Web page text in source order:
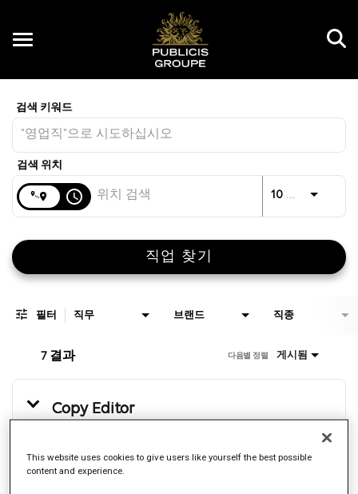
Toggle
KR
access_time 10 킬로미터
직업 찾기
필터 직무 브랜드 직종
7 결과 게시됨
다음별 정렬
Copy Editor
브랜드
Mars United Commerce
This website uses cookies to give users like yourself the best possible
content and experience.